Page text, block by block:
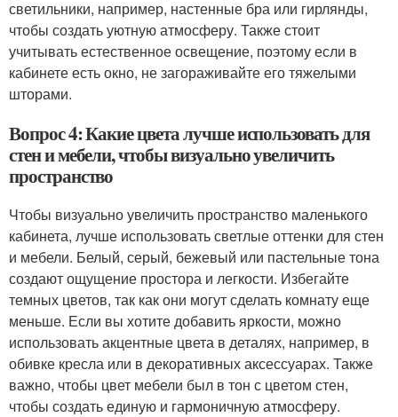
светильники, например, настенные бра или гирлянды,
чтобы создать уютную атмосферу. Также стоит
учитывать естественное освещение, поэтому если в
кабинете есть окно, не загораживайте его тяжелыми
шторами.
Вопрос 4: Какие цвета лучше использовать для
стен и мебели, чтобы визуально увеличить
пространство
Чтобы визуально увеличить пространство маленького
кабинета, лучше использовать светлые оттенки для стен
и мебели. Белый, серый, бежевый или пастельные тона
создают ощущение простора и легкости. Избегайте
темных цветов, так как они могут сделать комнату еще
меньше. Если вы хотите добавить яркости, можно
использовать акцентные цвета в деталях, например, в
обивке кресла или в декоративных аксессуарах. Также
важно, чтобы цвет мебели был в тон с цветом стен,
чтобы создать единую и гармоничную атмосферу.